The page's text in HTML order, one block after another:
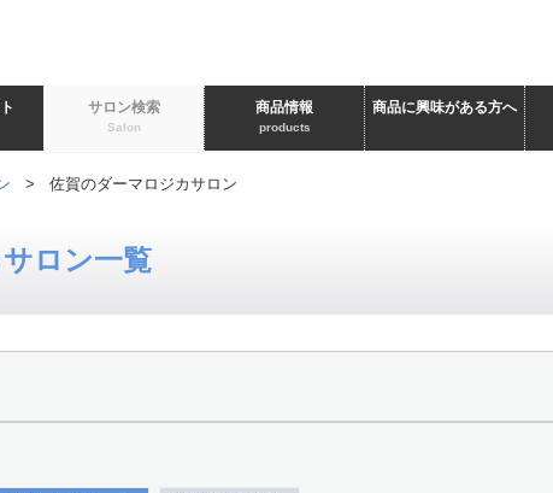
サロン検索
Salon
商品情報
products
商品に興味がある方へ
> 佐賀のダーマロジカサロン
ロン一覧